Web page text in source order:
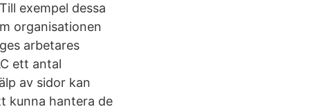
exempel dessa
organisationen
arbetares
ett antal
av sidor kan
kunna hantera de